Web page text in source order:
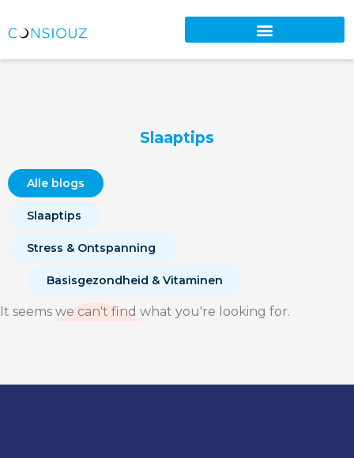
Slaaptips
Alle blogs
Slaaptips
Stress & Ontspanning
Basisgezondheid & Vitaminen
It seems we can't find what you're looking for.